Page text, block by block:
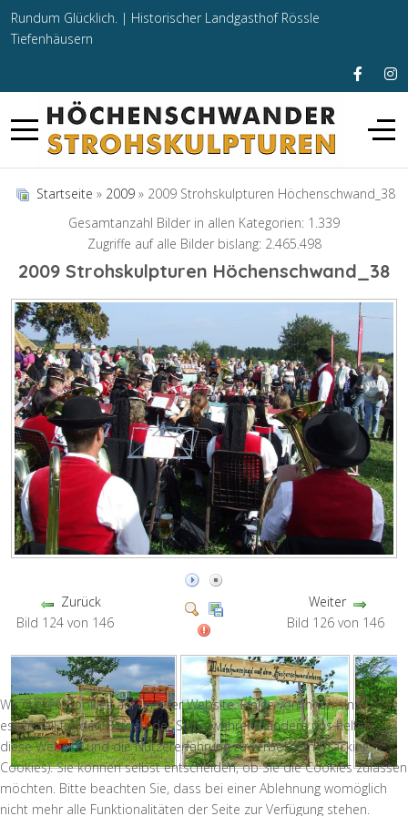
Rundum Glücklich. | Historischer Landgasthof Rössle
Tiefenhäusern
Startseite » 2009 » 2009 Strohskulpturen Höchenschwand_38
Gesamtanzahl Bilder in allen Kategorien: 1.339
Zugriffe auf alle Bilder bislang: 2.465.498
2009 Strohskulpturen Höchenschwand_38
Zurück
Bild 124 von 146
Weiter
Bild 126 von 146
Wir nutzen Cookies auf unserer Website. Einige von ihnen sind
essenziell für den Betrieb der Seite, während andere uns helfen,
diese Website und die Nutzererfahrung zu verbessern (Tracking
Cookies). Sie können selbst entscheiden, ob Sie die Cookies zulassen
möchten. Bitte beachten Sie, dass bei einer Ablehnung womöglich
nicht mehr alle Funktionalitäten der Seite zur Verfügung stehen.